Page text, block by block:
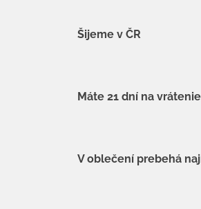
Šijeme v ČR
Máte 21 dní na vrátenie
V oblečení prebehá